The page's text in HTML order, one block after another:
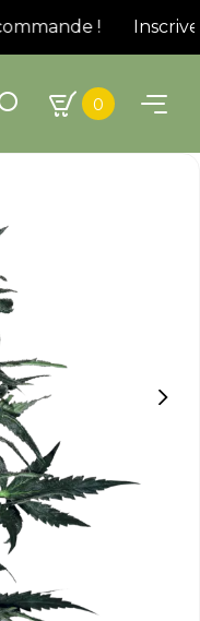
!
0